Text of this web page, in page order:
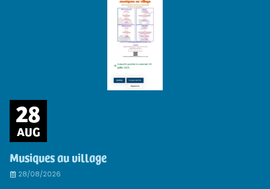
28
AUG
Musiques au village
28/08/2026